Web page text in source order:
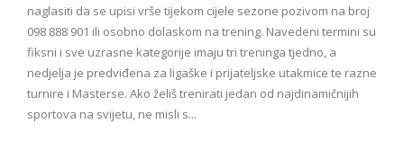
naglasiti da se upisi vrše tijekom cijele sezone pozivom na broj
098 888 901 ili osobno dolaskom na trening. Navedeni termini su
fiksni i sve uzrasne kategorije imaju tri treninga tjedno, a
nedjelja je predviđena za ligaške i prijateljske utakmice te razne
turnire i Masterse. Ako želiš trenirati jedan od najdinamičnijih
sportova na svijetu, ne misli s...